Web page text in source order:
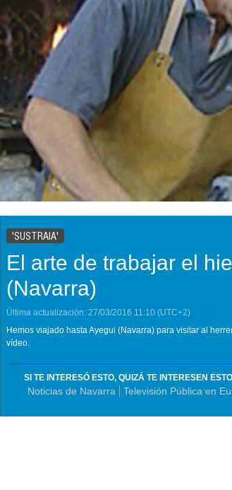
'SUSTRAIA'
El arte de trabajar el
(Navarra)
Última actualización: 27/03/2016 11:10 (UTC+2)
Hemos viajado hasta Ayegui (Navarra) para visitar al
vídeo.
SI TE INTERESÓ ESTO, QUIZÁ TE INTERESEN
Noticias de Navarra Televisión Pública en